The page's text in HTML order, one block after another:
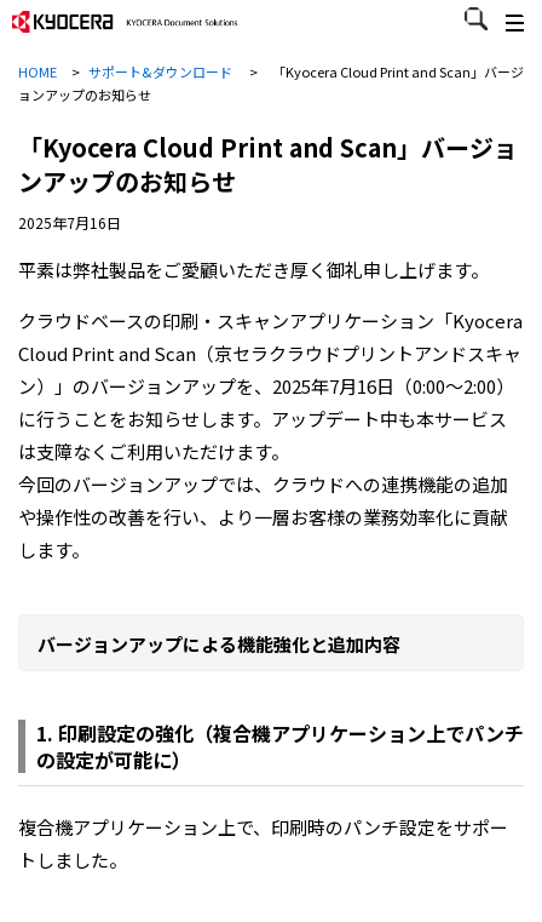
HOME > サポート&ダウンロード >
「Kyocera Cloud Print and Scan」バージ
ョンアップのお知らせ
「Kyocera Cloud Print and Scan」バージョ
ンアップのお知らせ
2025年7月16日
平素は弊社製品をご愛顧いただき厚く御礼申し上げます。
クラウドベースの印刷・スキャンアプリケーション「Kyocera
Cloud Print and Scan（京セラクラウドプリントアンドスキャ
ン）」のバージョンアップを、2025年7月16日（0:00～2:00）
に行うことをお知らせします。アップデート中も本サービス
は支障なくご利用いただけます。
今回のバージョンアップでは、クラウドへの連携機能の追加
や操作性の改善を行い、より一層お客様の業務効率化に貢献
します。
バージョンアップによる機能強化と追加内容
1. 印刷設定の強化（複合機アプリケーション上でパンチ
の設定が可能に）
複合機アプリケーション上で、印刷時のパンチ設定をサポー
トしました。